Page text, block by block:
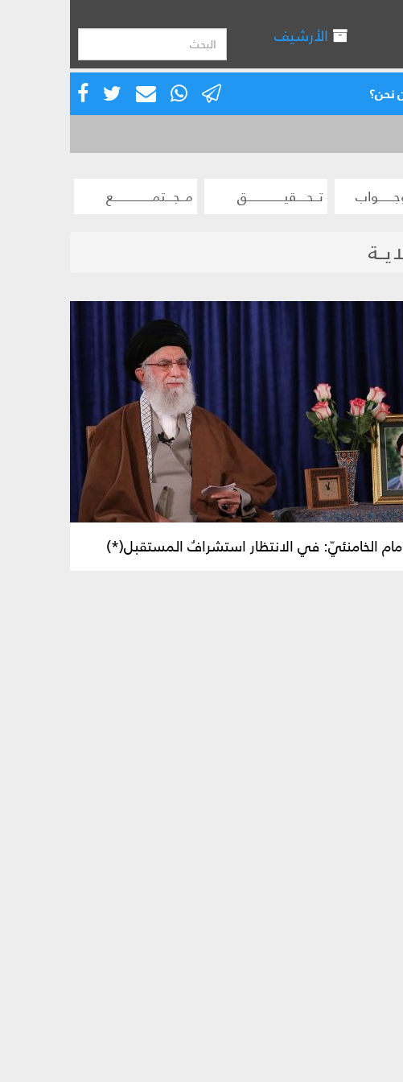
الأرشيف
نحن؟
تــحــــقيـــــــــــــــق مــجـــتمــــــــــــــــع
الخامنئيّ: في الانتظار استشرافُ المستقبل(*)